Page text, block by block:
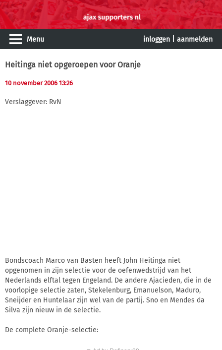
Menu inloggen aanmelden
Heitinga niet opgeroepen voor Oranje
10 november 2006 13:26
Verslaggever: RvN
Bondscoach Marco van Basten heeft John Heitinga niet
opgenomen in zijn selectie voor de oefenwedstrijd van het
Nederlands elftal tegen Engeland. De andere Ajacieden, die in de
voorlopige selectie zaten, Stekelenburg, Emanuelson, Maduro,
Sneijder en Huntelaar zijn wel van de partij. Sno en Mendes da
Silva zijn nieuw in de selectie.
De complete Oranje-selectie: